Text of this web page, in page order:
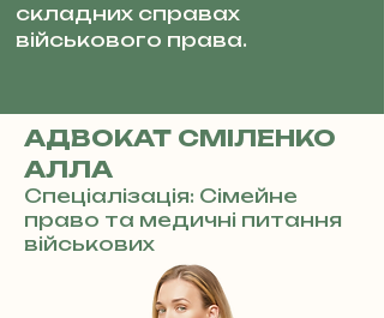
складних справах
військового права.
АДВОКАТ СМІЛЕНКО
АЛЛА
Спеціалізація: Сімейне
право та медичні питання
військових